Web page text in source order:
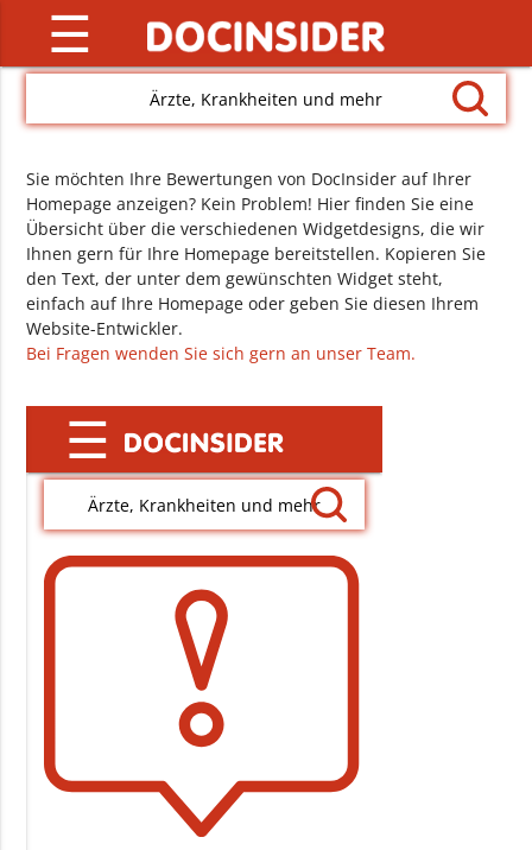
☰
Ärzte, Krankheiten und mehr
Sie möchten Ihre Bewertungen von DocInsider auf Ihrer
Homepage anzeigen? Kein Problem! Hier finden Sie eine
Übersicht über die verschiedenen Widgetdesigns, die wir
Ihnen gern für Ihre Homepage bereitstellen. Kopieren Sie
den Text, der unter dem gewünschten Widget steht,
einfach auf Ihre Homepage oder geben Sie diesen Ihrem
Website-Entwickler.
Bei Fragen wenden Sie sich gern an unser Team.